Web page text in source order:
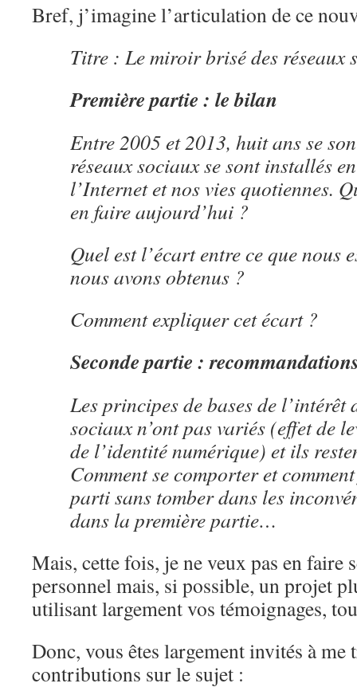
Bref, j’imagine l’articulation de ce
Titre : Le miroir brisé des réseaux
Première partie : le bilan
Entre 2005 et 2013, huit ans se
réseaux sociaux se sont installés
l’Internet et nos vies quotiennes.
en faire aujourd’hui ?
Quel est l’écart entre ce que nous
nous avons obtenus ?
Comment expliquer cet écart ?
Seconde partie :
Les principes de bases de l’intérêt
sociaux n’ont pas variés (effet de
de l’identité numérique) et ils
Comment se comporter et
parti sans tomber dans les
dans la première partie…
Mais, cette fois, je ne veux pas en faire
personnel mais, si possible, un projet
utilisant largement vos témoignages,
Donc, vous êtes largement invités à me
contributions sur le sujet :